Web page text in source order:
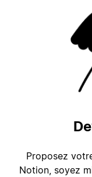
Proposez
Notion, soyez